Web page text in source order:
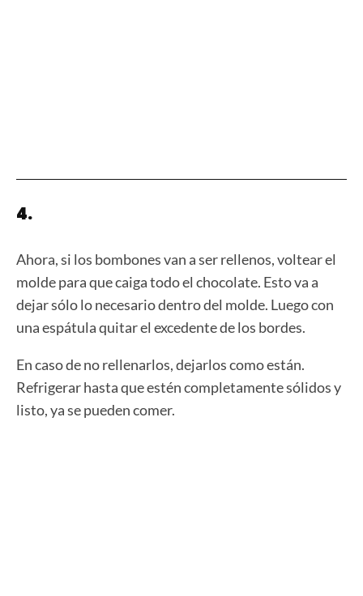
4.
Ahora, si los bombones van a ser rellenos, voltear el
molde para que caiga todo el chocolate. Esto va a
dejar sólo lo necesario dentro del molde. Luego con
una espátula quitar el excedente de los bordes.
En caso de no rellenarlos, dejarlos como están.
Refrigerar hasta que estén completamente sólidos y
listo, ya se pueden comer.